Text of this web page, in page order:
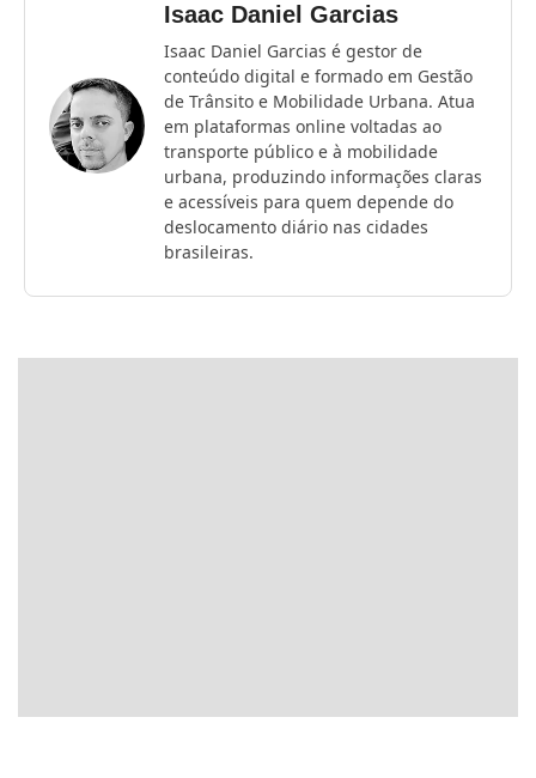
Isaac Daniel Garcias
Isaac Daniel Garcias é gestor de
conteúdo digital e formado em Gestão
de Trânsito e Mobilidade Urbana. Atua
em plataformas online voltadas ao
transporte público e à mobilidade
urbana, produzindo informações claras
e acessíveis para quem depende do
deslocamento diário nas cidades
brasileiras.